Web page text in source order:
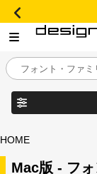
目的別フォントガ
HOME
Mac版 - フ